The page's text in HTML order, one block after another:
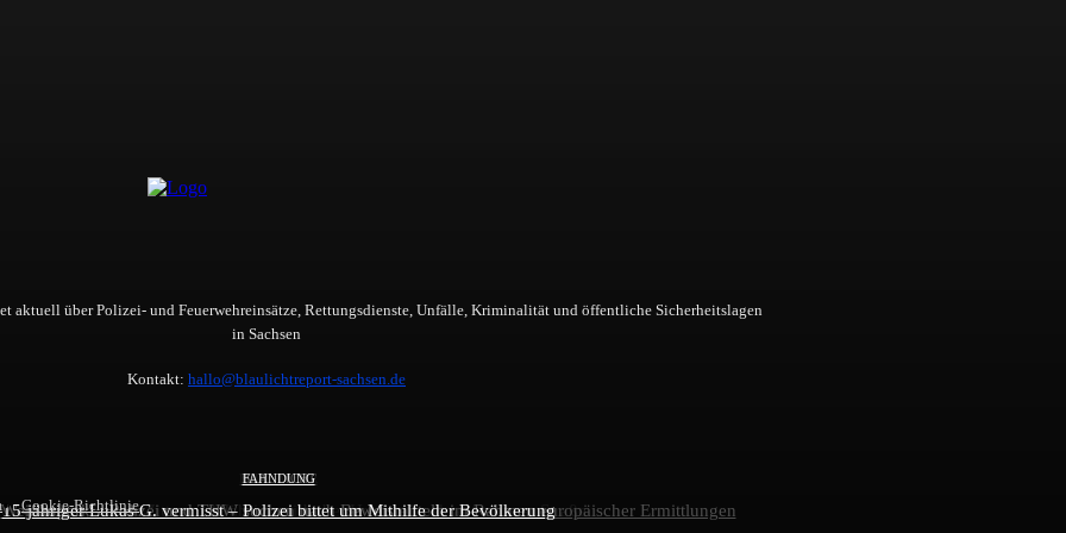
FEUERWEHR
Tragödie in Zittau: 18-Jährige stirbt bei Horror-Crash auf offener Straße
BLAULICHT
– Polizei und THW suchen nach Beweismitteln im Rahmen europäischer Ermittlungen
FAHNDUNG
15-jähriger Lukas G. vermisst – Polizei bittet um Mithilfe der Bevölkerung
aktuell über Polizei- und Feuerwehreinsätze, Rettungsdienste, Unfälle, Kriminalität und öffentliche Sicherheitslagen
in Sachsen
Kontakt: hallo@blaulichtreport-sachsen.de
Cookie-Richtlinie